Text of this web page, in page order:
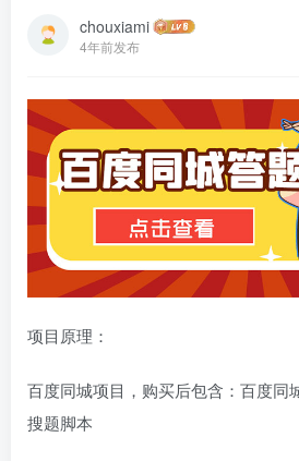
chouxiami
4年前发布
项目原理：
百度同城项目，购买后包含：百度同
搜题脚本